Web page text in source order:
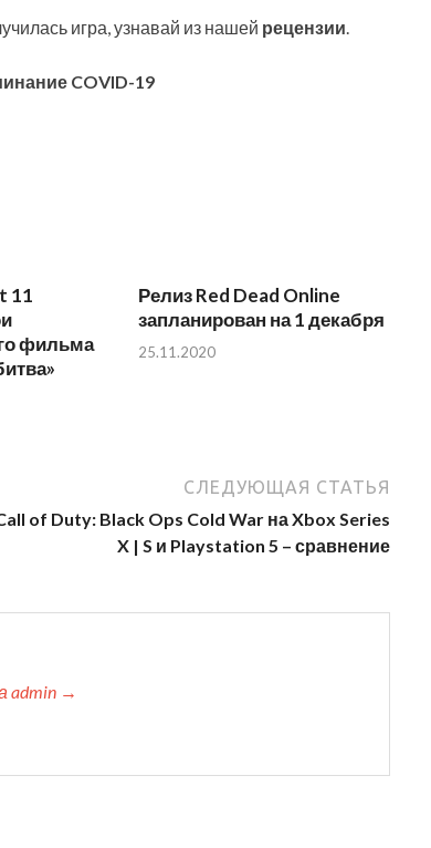
игра, узнавай из нашей рецензии.
COVID-19
11
фильма
Релиз Red Dead Online
запланирован на 1 декабря
25.11.2020
СЛЕДУЮЩАЯ СТАТЬЯ
of Duty: Black Ops Cold War на Xbox Series
X | S и Playstation 5 – сравнение
admin →